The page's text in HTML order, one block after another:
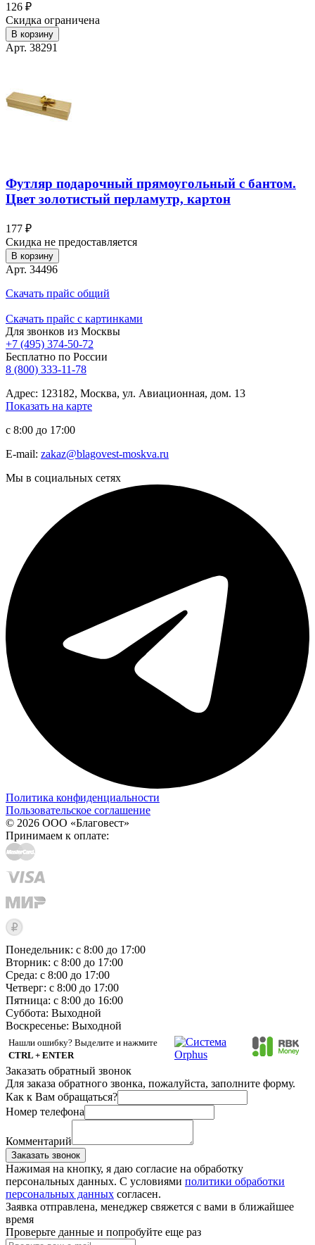
126 ₽
Скидка ограничена
В корзину
Арт. 38291
Футляр подарочный прямоугольный с бантом.
Цвет золотистый перламутр, картон
177 ₽
Скидка не предоставляется
В корзину
Арт. 34496
Скачать прайс общий
Скачать прайс с картинками
Для звонков из Москвы
+7 (495) 374-50-72
Бесплатно по России
8 (800) 333-11-78
Адрес: 123182, Москва, ул. Авиационная, дом. 13
Показать на карте
с 8:00 до 17:00
E-mail: zakaz@blagovest-moskva.ru
Мы в социальных сетях
Политика конфиденциальности
Пользовательское соглашение
© 2026 ООО «Благовест»
Принимаем к оплате:
Понедельник: с 8:00 до 17:00
Вторник: с 8:00 до 17:00
Среда: с 8:00 до 17:00
Четверг: с 8:00 до 17:00
Пятница: с 8:00 до 16:00
Суббота: Выходной
Воскресенье: Выходной
Нашли ошибку? Выделите и нажмите
CTRL + ENTER
Заказать обратный звонок
Для заказа обратного звонка, пожалуйста, заполните форму.
Как к Вам обращаться?
Номер телефона
Комментарий
Заказать звонок
Нажимая на кнопку, я даю согласие на обработку
персональных данных. С условиями политики обработки
персональных данных согласен.
Заявка отправлена, менеджер свяжется с вами в ближайшее
время
Проверьте данные и попробуйте еще раз